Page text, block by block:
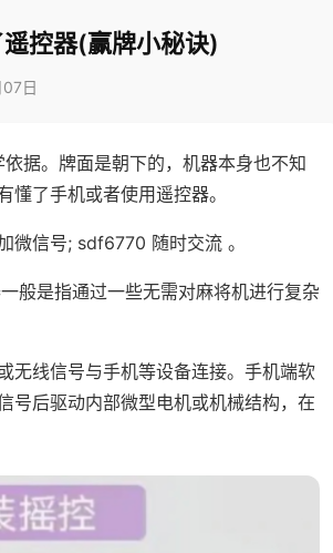
控器(赢牌小秘诀)
日
据。牌面是朝下的，机器本身也不知
了手机或者使用遥控器。
微信号; sdf6770 随时交流 。
般是指通过一些无需对麻将机进行复杂
无线信号与手机等设备连接。手机端软
号后驱动内部微型电机或机械结构，在